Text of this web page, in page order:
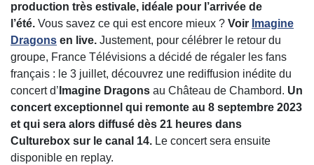
production très estivale, idéale pour l’arrivée de
l’été. Vous savez ce qui est encore mieux ? Voir Imagine
Dragons en live. Justement, pour célébrer le retour du
groupe, France Télévisions a décidé de régaler les fans
français : le 3 juillet, découvrez une rediffusion inédite du
concert d’ Imagine Dragons au Château de Chambord. Un
concert exceptionnel qui remonte au 8 septembre 2023
et qui sera alors diffusé dès 21 heures dans
Culturebox sur le canal 14. Le concert sera ensuite
disponible en replay.